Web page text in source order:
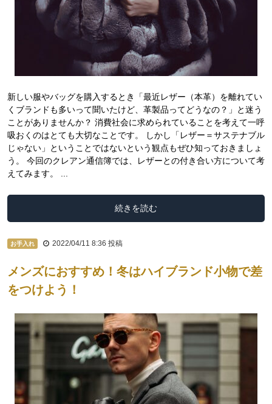
新しい服やバッグを購入するとき「最近レザー（本革）を離れてい
くブランドも多いって聞いたけど、革製品ってどうなの？」と迷う
ことがありませんか？ 消費社会に求められていることを考えて一呼
吸おくのはとても大切なことです。 しかし「レザー＝サステナブル
じゃない」ということではないという観点もぜひ知っておきましょ
う。 今回のクレアン通信簿では、レザーとの付き合い方について考
えてみます。 ...
続きを読む
お手入れ 2022/04/11 8:36 投稿
メンズにおすすめ！冬はハイブランド小物で差
をつけよう！